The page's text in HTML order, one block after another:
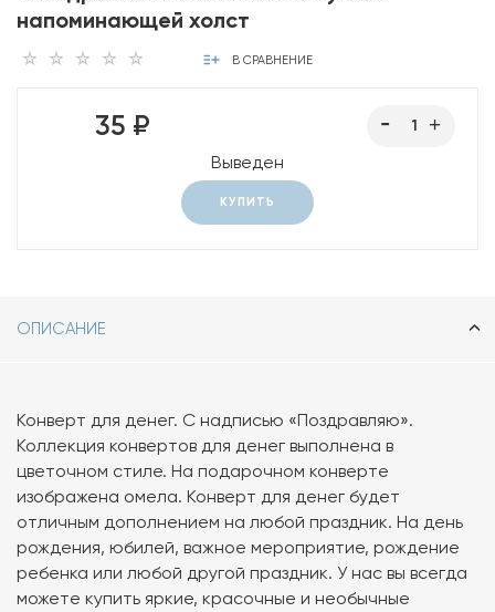
напоминающей холст
В СРАВНЕНИЕ
35 ₽
Выведен
КУПИТЬ
ОПИСАНИЕ
Конверт для денег. С надписью «Поздравляю».
Коллекция конвертов для денег выполнена в
цветочном стиле. На подарочном конверте
изображена омела. Конверт для денег будет
отличным дополнением на любой праздник. На день
рождения, юбилей, важное мероприятие, рождение
ребенка или любой другой праздник. У нас вы всегда
можете купить яркие, красочные и необычные